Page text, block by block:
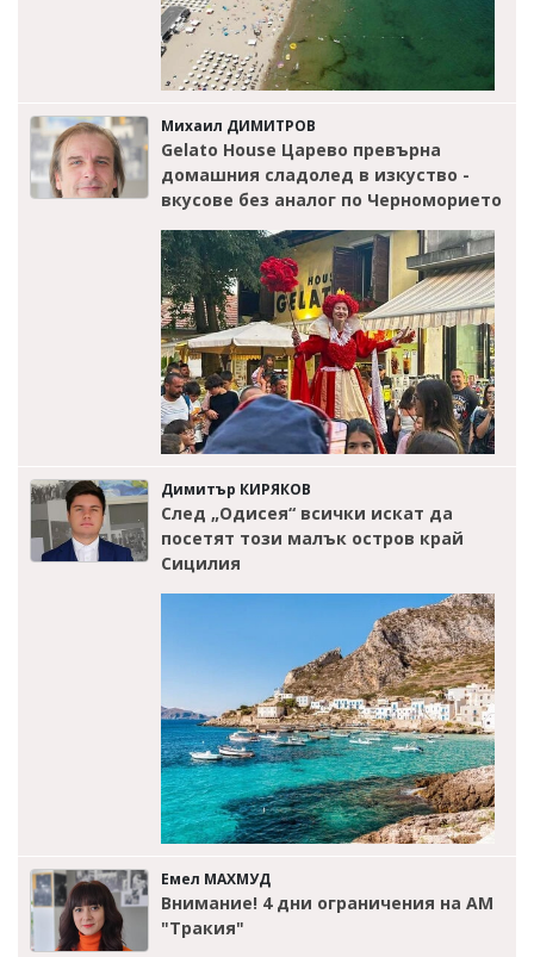
Михаил ДИМИТРОВ
Gelato House Царево превърна
домашния сладолед в изкуство -
вкусове без аналог по Черноморието
Димитър КИРЯКОВ
След „Одисея“ всички искат да
посетят този малък остров край
Сицилия
Емел МАХМУД
Внимание! 4 дни ограничения на АМ
"Тракия"